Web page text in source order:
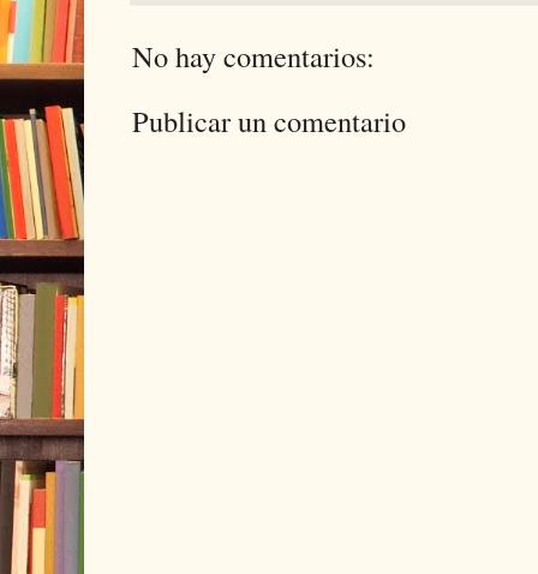
No hay comentarios:
Publicar un comentario